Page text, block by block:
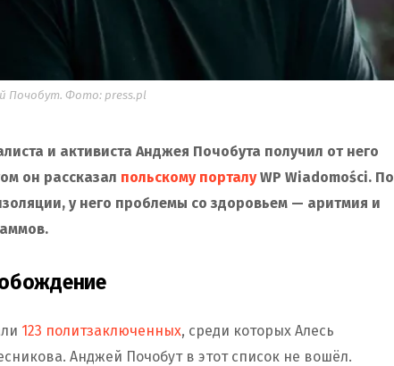
Почобут. Фото: press.pl
и активиста Анджея Почобута получил от него
он рассказал польскому порталуWP Wiadomości. По
у него проблемы со здоровьем — аритмия и
123 политзаключенных, среди которых Алесь
Анджей Почобут в этот список не вошёл.